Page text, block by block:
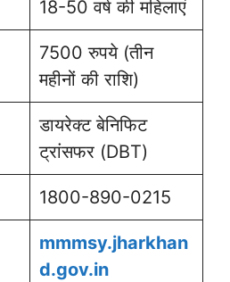
18-50 वर्ष की महिलाएं
7500 रुपये (तीन
महीनों की राशि)
डायरेक्ट बेनिफिट
ट्रांसफर (DBT)
1800-890-0215
mmmsy.jharkhan
d.gov.in